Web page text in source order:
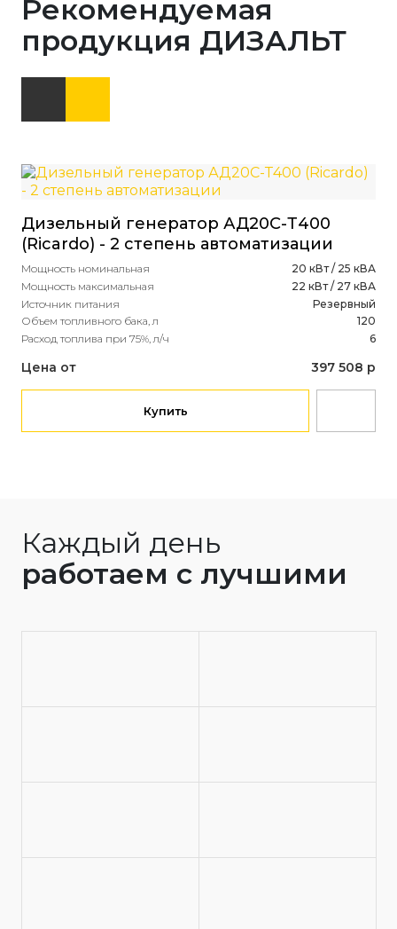
Рекомендуемая
продукция ДИЗАЛЬТ
Дизельный генератор АД20С-Т400
(Ricardo) - 2 степень автоматизации
Мощность номинальная
20 кВт / 25 кВА
Мощность максимальная
22 кВт / 27 кВА
Источник питания
Резервный
Объем топливного бака, л
120
Расход топлива при 75%, л/ч
6
Цена от 397 508 р
Купить
Каждый день
работаем с лучшими